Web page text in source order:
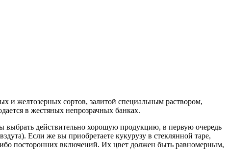
и желтозерных сортов, залитой специальным раствором,
в жестяных непрозрачных банках.
выбрать действительно хорошую продукцию, в первую очередь
Если же вы приобретаете кукурузу в стеклянной таре,
посторонних включений. Их цвет должен быть равномерным,